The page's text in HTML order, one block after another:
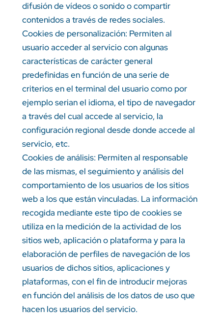
difusión de vídeos o sonido o compartir
contenidos a través de redes sociales.
Cookies de personalización: Permiten al
usuario acceder al servicio con algunas
características de carácter general
predefinidas en función de una serie de
criterios en el terminal del usuario como por
ejemplo serian el idioma, el tipo de navegador
a través del cual accede al servicio, la
configuración regional desde donde accede al
servicio, etc.
Cookies de análisis: Permiten al responsable
de las mismas, el seguimiento y análisis del
comportamiento de los usuarios de los sitios
web a los que están vinculadas. La información
recogida mediante este tipo de cookies se
utiliza en la medición de la actividad de los
sitios web, aplicación o plataforma y para la
elaboración de perfiles de navegación de los
usuarios de dichos sitios, aplicaciones y
plataformas, con el fin de introducir mejoras
en función del análisis de los datos de uso que
hacen los usuarios del servicio.